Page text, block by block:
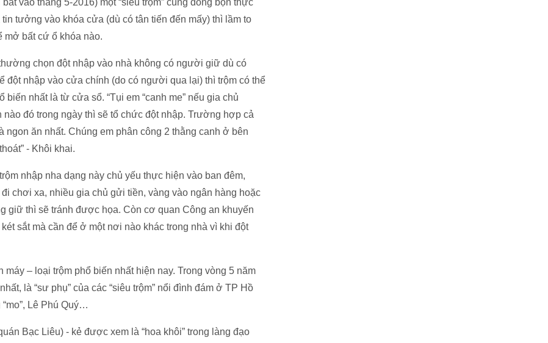
vào tháng 5-2016) một “siêu trộm” cùng đồng bọn thực
tưởng vào khóa cửa (dù có tân tiến đến mấy) thì lầm to
mở bất cứ ổ khóa nào.
chọn đột nhập vào nhà không có người giữ dù có
đột nhập vào cửa chính (do có người qua lại) thì trộm có thể
nhất là từ cửa sổ. “Tụi em “canh me” nếu gia chủ
đó trong ngày thì sẽ tổ chức đột nhập. Trường hợp cả
ăn nhất. Chúng em phân công 2 thằng canh ở bên
- Khôi khai.
nhập nha dạng này chủ yếu thực hiện vào ban đêm,
chơi xa, nhiều gia chủ gửi tiền, vàng vào ngân hàng hoặc
giữ thì sẽ tránh được họa. Còn cơ quan Công an khuyến
sắt mà cần để ở một nơi nào khác trong nhà vì khi đột
– loại trộm phổ biến nhất hiện nay. Trong vòng 5 năm
là “sư phụ” của các “siêu trộm” nổi đình đám ở TP Hồ
“mo”, Lê Phú Quý…
Bạc Liêu) - kẻ được xem là “hoa khôi” trong làng đạo